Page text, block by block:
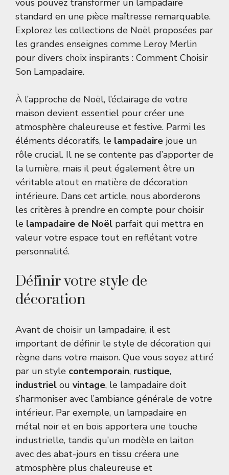
vous pouvez transformer un lampadaire
standard en une pièce maîtresse remarquable.
Explorez les collections de Noël proposées par
les grandes enseignes comme Leroy Merlin
pour divers choix inspirants : Comment Choisir
Son Lampadaire.
À l’approche de Noël, l’éclairage de votre
maison devient essentiel pour créer une
atmosphère chaleureuse et festive. Parmi les
éléments décoratifs, le lampadaire joue un
rôle crucial. Il ne se contente pas d’apporter de
la lumière, mais il peut également être un
véritable atout en matière de décoration
intérieure. Dans cet article, nous aborderons
les critères à prendre en compte pour choisir
le lampadaire de Noël parfait qui mettra en
valeur votre espace tout en reflétant votre
personnalité.
Définir votre style de
décoration
Avant de choisir un lampadaire, il est
important de définir le style de décoration qui
règne dans votre maison. Que vous soyez attiré
par un style contemporain, rustique,
industriel ou vintage, le lampadaire doit
s’harmoniser avec l’ambiance générale de votre
intérieur. Par exemple, un lampadaire en
métal noir et en bois apportera une touche
industrielle, tandis qu’un modèle en laiton
avec des abat-jours en tissu créera une
atmosphère plus chaleureuse et